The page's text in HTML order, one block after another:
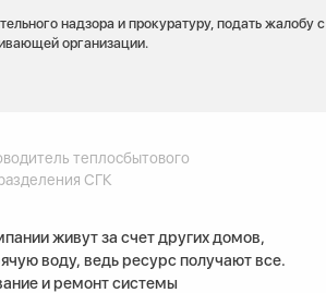
надзора и прокуратуру, подать жалобу с
организации.
теплосбытового
СГК
живут за счет других домов,
воду, ведь ресурс получают все.
и ремонт системы